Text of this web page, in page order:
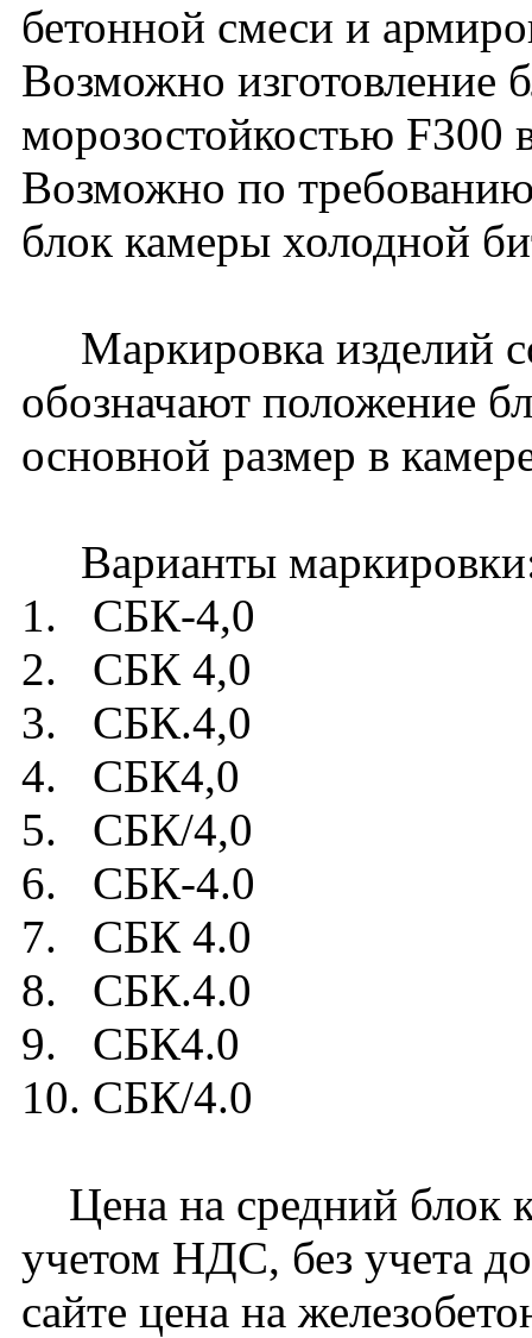
бетонной смеси и
Возможно изготовление
морозостойкостью F300
Возможно по требованию
блок камеры холодной
Маркировка изделий
обозначают положение
основной размер в
Варианты
1. СБК-4,0
2. СБК 4,0
3. СБК.4,0
4. СБК4,0
5. СБК/4,0
6. СБК-4.0
7. СБК 4.0
8. СБК.4.0
9. СБК4.0
10. СБК/4.0
Цена на средний блок
учетом НДС, без учета
сайте цена на